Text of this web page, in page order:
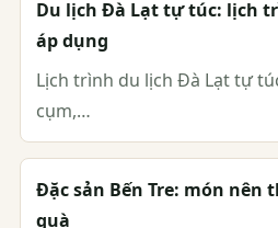
Du lịch Đà Lạt tự túc: lịch
áp dụng
Lịch trình du lịch Đà Lạt tự
cụm,…
Đặc sản Bến Tre: món nên
quà